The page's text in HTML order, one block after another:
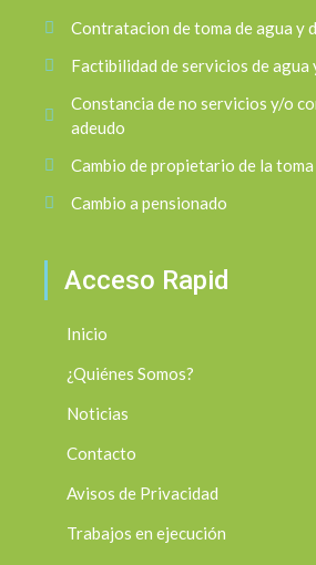
Contratacion de toma de agua y
Factibilidad de servicios de agua
Constancia de no servicios y/o
adeudo
Cambio de propietario de la toma
Cambio a pensionado
Acceso Rapid
Inicio
¿Quiénes Somos?
Noticias
Contacto
Avisos de Privacidad
Trabajos en ejecución